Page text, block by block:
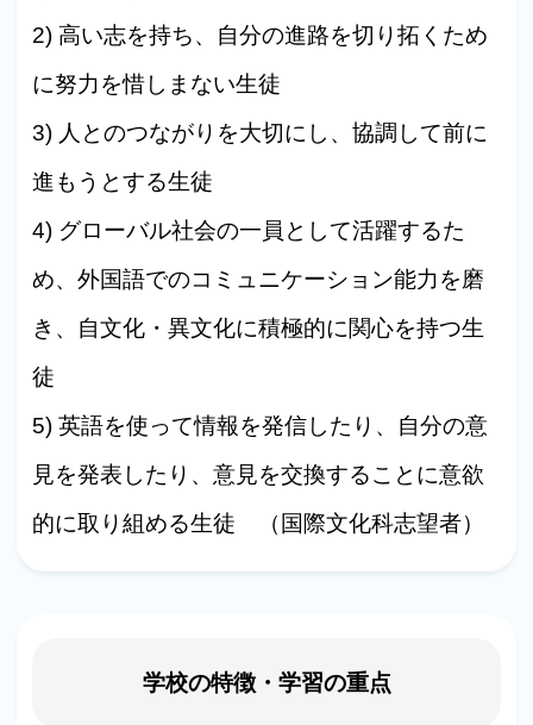
2) 高い志を持ち、自分の進路を切り拓くため
に努力を惜しまない生徒
3) 人とのつながりを大切にし、協調して前に
進もうとする生徒
4) グローバル社会の一員として活躍するた
め、外国語でのコミュニケーション能力を磨
き、自文化・異文化に積極的に関心を持つ生
徒
5) 英語を使って情報を発信したり、自分の意
見を発表したり、意見を交換することに意欲
的に取り組める生徒 （国際文化科志望者）
学校の特徴・学習の重点